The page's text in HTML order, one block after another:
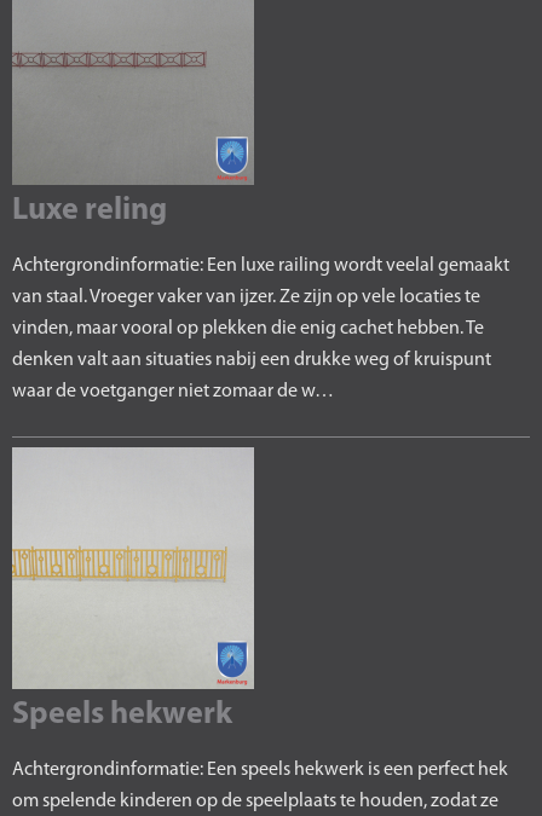
Luxe reling
Achtergrondinformatie: Een luxe railing wordt veelal gemaakt
van staal. Vroeger vaker van ijzer. Ze zijn op vele locaties te
vinden, maar vooral op plekken die enig cachet hebben. Te
denken valt aan situaties nabij een drukke weg of kruispunt
waar de voetganger niet zomaar de w…
Speels hekwerk
Achtergrondinformatie: Een speels hekwerk is een perfect hek
om spelende kinderen op de speelplaats te houden, zodat ze